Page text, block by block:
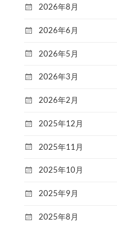
2026年8月
2026年6月
2026年5月
2026年3月
2026年2月
2025年12月
2025年11月
2025年10月
2025年9月
2025年8月